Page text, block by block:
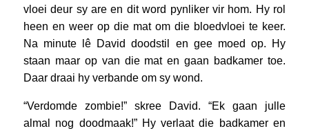
vloei deur sy are en dit word pynliker vir hom. Hy rol
heen en weer op die mat om die bloedvloei te keer.
Na minute lê David doodstil en gee moed op. Hy
staan maar op van die mat en gaan badkamer toe.
Daar draai hy verbande om sy wond.
“Verdomde zombie!” skree David. “Ek gaan julle
almal nog doodmaak!” Hy verlaat die badkamer en